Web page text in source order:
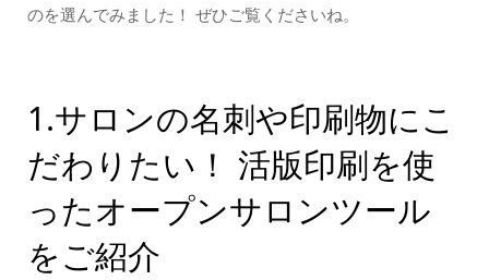
のを選んでみました！ ぜひご覧くださいね。
1.サロンの名刺や印刷物にこ
だわりたい！ 活版印刷を使
ったオープンサロンツール
をご紹介